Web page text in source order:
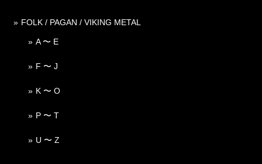
FOLK / PAGAN / VIKING METAL
A 〜 E
F 〜 J
K 〜 O
P 〜 T
U 〜 Z